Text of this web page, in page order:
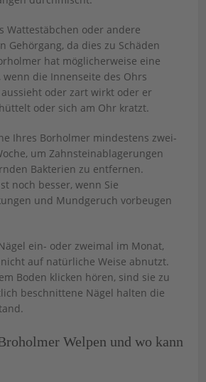
Wattestäbchen oder andere
Gehörgang, da dies zu Schäden
hat möglicherweise eine
die Innenseite des Ohrs
oder zart wirkt oder er
oder sich am Ohr kratzt.
Ihres Borholmer mindestens zwei-
um Zahnsteinablagerungen
Bakterien zu entfernen.
noch besser, wenn Sie
und Mundgeruch vorbeugen
ein- oder zweimal im Monat,
auf natürliche Weise abnutzt.
Boden klicken hören, sind sie zu
beschnittene Nägel halten die
Welpen und wo kann